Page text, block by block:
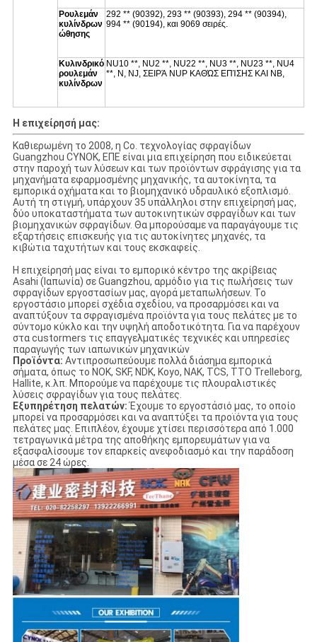
Ρουλεμάν
κυλίνδρων
ώθησης
292 ** (90392), 293 ** (90393), 294 ** (90394),
994 ** (90194), και 9069 σειρές.
Κυλινδρικό
ρουλεμάν
κυλίνδρων
NU10 **, NU2 **, NU22 **, NU3 **, NU23 **, NU4
**, Ν, NJ, ΣΕΙΡΆ NUP ΚΑΘΏΣ ΕΠΊΣΗΣ ΚΑΙ NB,
Η επιχείρησή μας:
Καθιερωμένη το 2008, η Co. τεχνολογίας σφραγίδων
Guangzhou CYNOK, ΕΠΕ είναι μια επιχείρηση που ειδικεύεται
στην παροχή των λύσεων και των προϊόντων σφράγισης για τα
μηχανήματα εφαρμοσμένης μηχανικής, τα αυτοκίνητα, τα
εμπορικά οχήματα και το βιομηχανικό υδραυλικό εξοπλισμό.
Αυτή τη στιγμή, υπάρχουν 35 υπάλληλοι στην επιχείρησή μας,
δύο υποκαταστήματα των αυτοκινητικών σφραγίδων και των
βιομηχανικών σφραγίδων. Θα μπορούσαμε να παραγάγουμε τις
εξαρτήσεις επισκευής για τις αυτοκίνητες μηχανές, τα
κιβώτια ταχυτήτων και τους εκσκαφείς.
Η επιχείρησή μας είναι το εμπορικό κέντρο της ακρίβειας
Asahi (Ιαπωνία) σε Guangzhou, αρμόδιο για τις πωλήσεις των
σφραγίδων εργοστασίων μας, αγορά μεταπωλήσεων. Το
εργοστάσιο μπορεί σχέδια σχεδίου, να προσαρμόσει και να
αναπτύξουν τα σφραγισμένα προϊόντα για τους πελάτες με το
σύντομο κύκλο και την υψηλή αποδοτικότητα. Για να παρέχουν
στα custormers τις επαγγελματικές τεχνικές και υπηρεσίες
παραγωγής των ιαπωνικών μηχανικών
Προϊόντα: Αντιπροσωπεύουμε πολλά διάσημα εμπορικά
σήματα, όπως το NOK, SKF, NDK, Koyo, NAK, TCS, TTO Trelleborg,
Hallite, κ.λπ. Μπορούμε να παρέχουμε τις πλουραλιστικές
λύσεις σφραγίδων για τους πελάτες.
Εξυπηρέτηση πελατών:Έχουμε το εργοστάσιό μας, το οποίο
μπορεί να προσαρμόσει και να αναπτύξει τα προϊόντα για τους
πελάτες μας. Επιπλέον, έχουμε χτίσει περισσότερα από 1.000
τετραγωνικά μέτρα της αποθήκης εμπορευμάτων για να
εξασφαλίσουμε τον επαρκείς ανεφοδιασμό και την παράδοση
μέσα σε 24 ώρες.